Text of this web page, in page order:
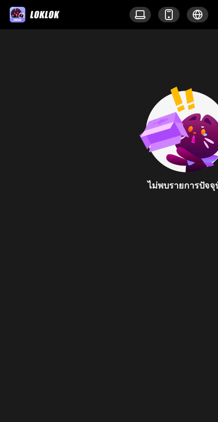
ไม่พบรายการปัจจุ